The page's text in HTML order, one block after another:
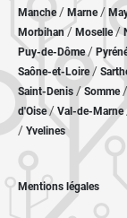
Manche/ Marne/
Morbihan/ Moselle/
Puy-de-Dôme/
Saône-et-Loire/
Saint-Denis /Somme/
d'Oise/ Val-de-Marne
/ Yvelines
Mentions légales